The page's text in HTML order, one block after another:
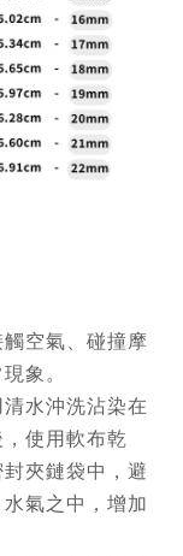
空氣、碰撞摩
象。
水沖洗沾染在
使用軟布乾
夾鏈袋中，避
氣之中，增加